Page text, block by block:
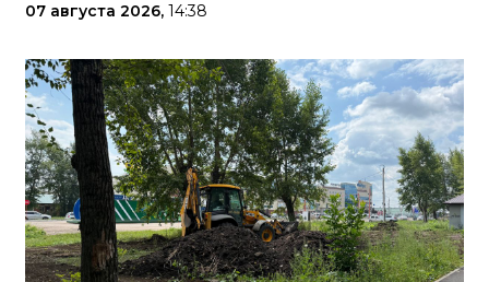
07 августа 2026, 14:38